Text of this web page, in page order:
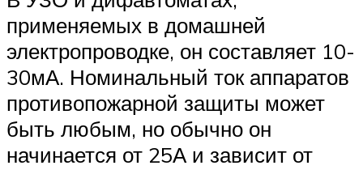
применяемых в домашней
электропроводке, он составляет 10-
30мА. Номинальный ток аппаратов
противопожарной защиты может
быть любым, но обычно он
начинается от 25А и зависит от